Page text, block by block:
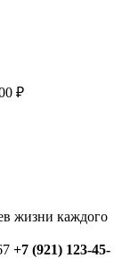
₽
жизни каждого
+7 (921) 123-45-